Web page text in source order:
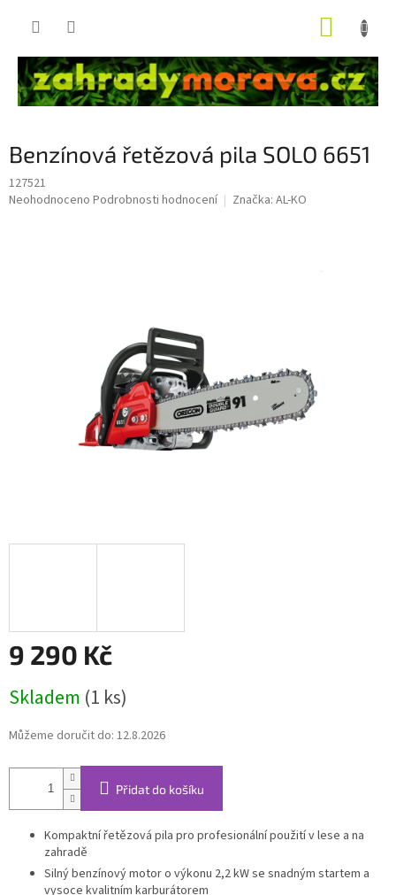
Benzínová řetězová pila SOLO 6651
127521
Průměrné
Neohodnoceno Podrobnosti hodnocení Značka: AL-KO
9 290 Kč
cena:
Skladem (1 ks)
Můžeme doručit do: 12.8.2026
Přidat do košíku
Kompaktní řetězová pila pro profesionální použití v lese a na
zahradě
Silný benzínový motor o výkonu 2,2 kW se snadným startem a
vysoce kvalitním karburátorem